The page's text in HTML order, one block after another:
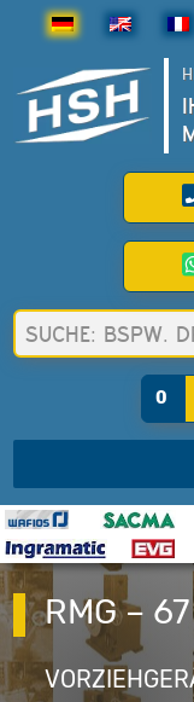
0
RMG –